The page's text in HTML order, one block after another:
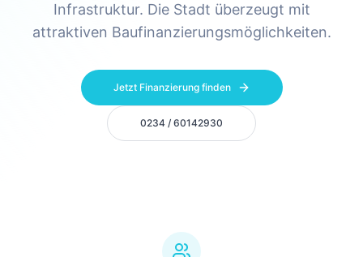
Infrastruktur. Die Stadt überzeugt mit
attraktiven Baufinanzierungsmöglichkeiten.
Jetzt Finanzierung finden
0234 / 60142930